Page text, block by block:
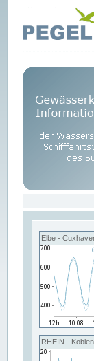
Elbe -
RHEIN -